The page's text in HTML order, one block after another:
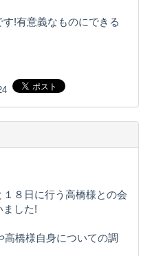
!有意義なものにできる
８日に行う高橋様との会
ました!
高橋様自身についての調